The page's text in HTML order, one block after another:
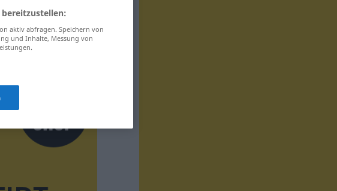
aktiv abfragen. Speichern von
und Inhalte, Messung von